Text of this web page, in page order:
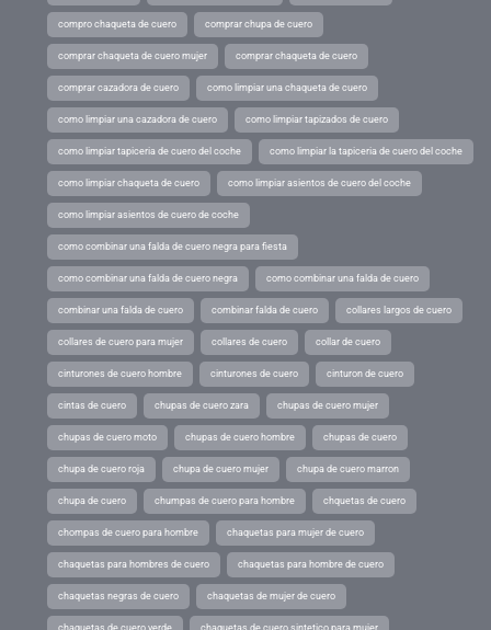
compro chaqueta de cuero comprar chupa de cuero
comprar chaqueta de cuero mujer comprar chaqueta de cuero
comprar cazadora de cuero como limpiar una chaqueta de cuero
como limpiar una cazadora de cuero como limpiar tapizados de cuero
como limpiar tapiceria de cuero del coche como limpiar la tapiceria de cuero del coche
como limpiar chaqueta de cuero como limpiar asientos de cuero del coche
como limpiar asientos de cuero de coche
como combinar una falda de cuero negra para fiesta
como combinar una falda de cuero negra como combinar una falda de cuero
combinar una falda de cuero combinar falda de cuero collares largos de cuero
collares de cuero para mujer collares de cuero collar de cuero
cinturones de cuero hombre cinturones de cuero cinturon de cuero
cintas de cuero chupas de cuero zara chupas de cuero mujer
chupas de cuero moto chupas de cuero hombre chupas de cuero
chupa de cuero roja chupa de cuero mujer chupa de cuero marron
chupa de cuero chumpas de cuero para hombre chquetas de cuero
chompas de cuero para hombre chaquetas para mujer de cuero
chaquetas para hombres de cuero chaquetas para hombre de cuero
chaquetas negras de cuero chaquetas de mujer de cuero